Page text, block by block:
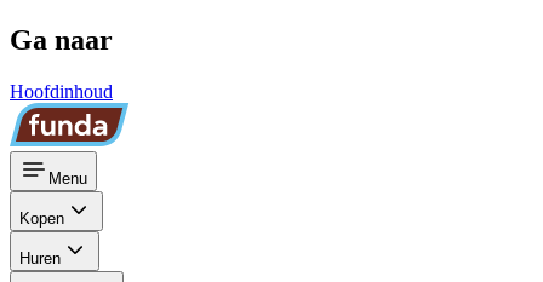
Ga naar
Hoofdinhoud
Menu
Kopen
Huren